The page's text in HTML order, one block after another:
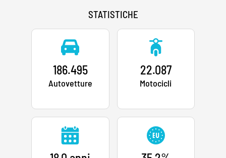
STATISTICHE
186.495
Autovetture
22.087
Motocicli